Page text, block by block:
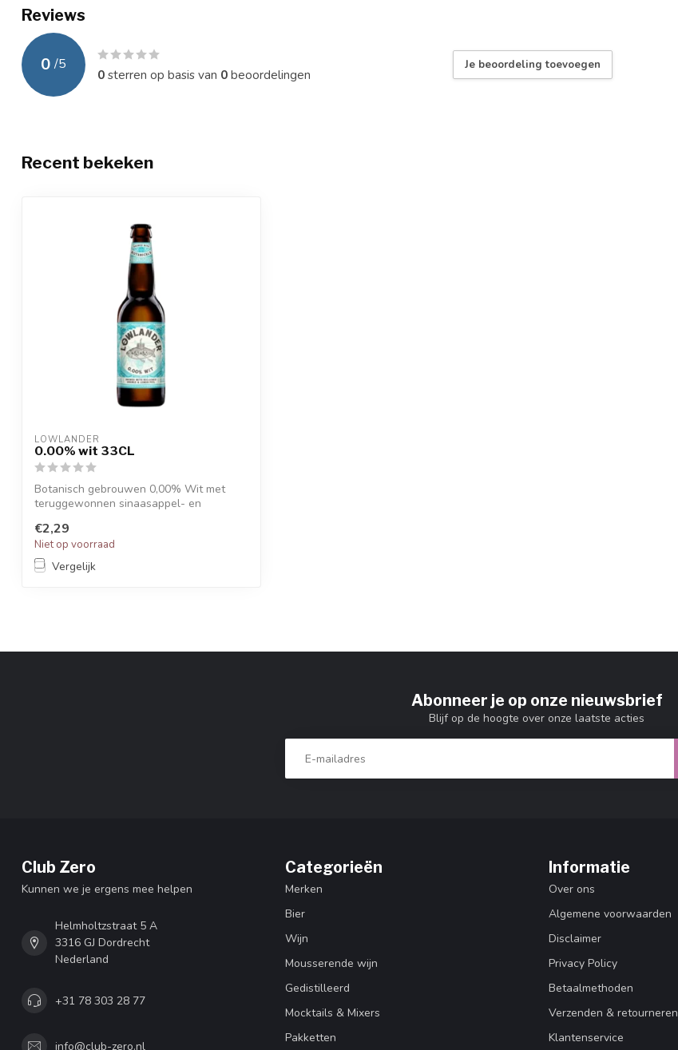
Reviews
0 /5
0sterren op basis van 0beoordelingen
Je beoordeling toevoegen
Recent bekeken
LOWLANDER
0.00% wit 33CL
Botanisch gebrouwen 0,00% Wit met
teruggewonnen sinaasappel- en
€2,29
Niet op voorraad
Vergelijk
Abonneer je op onze nieuwsbrief
Blijf op de hoogte over onze laatste acties
Club Zero
Kunnen we je ergens mee helpen
Helmholtzstraat 5 A
3316 GJ Dordrecht
Nederland
+31 78 303 28 77
info@club-zero.nl
Categorieën
Merken
Bier
Wijn
Mousserende wijn
Gedistilleerd
Mocktails & Mixers
Pakketten
Informatie
Over ons
Algemene voorwaarden
Disclaimer
Privacy Policy
Betaalmethoden
Verzenden & retourneren
Klantenservice